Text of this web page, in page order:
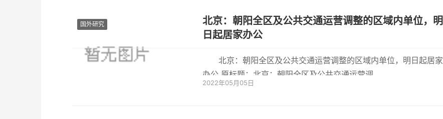
国外研究
北京：朝阳全区及公共交通运营调整的区域内单位，明
日起居家办公
北京：朝阳全区及公共交通运营调整的区域内单位，明日起居家
办公 原标题：北京：朝阳全区及公共交通运营调
2022年05月05日